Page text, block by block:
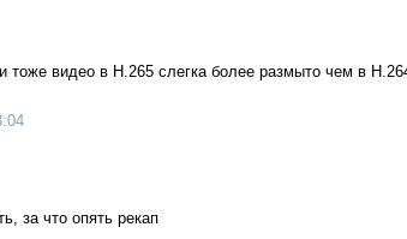
тоже видео в H.265 слегка более размыто чем в
за что опять рекап